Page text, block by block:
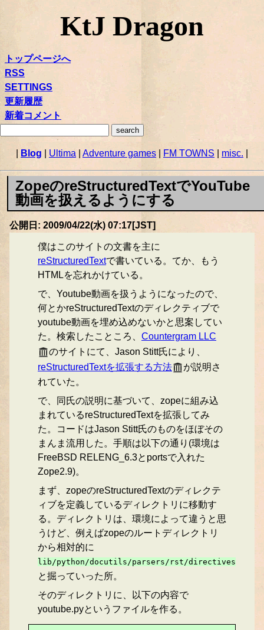
KtJ Dragon
トップページへ
RSS
SETTINGS
更新履歴
新着コメント
Blog Ultima Adventure games FM TOWNS| misc.
ZopeのreStructuredTextでYouTube
動画を扱えるようにする
公開日: 2009/04/22(水) 07:17[JST]
僕はこのサイトの文書を主に
reStructuredTextで書いている。てか、もう
HTMLを忘れかけている。
で、Youtube動画を扱うようになったので、
何とかreStructuredTextのディレクティブで
youtube動画を埋め込めないかと思案してい
た。検索したこところ、 Countergram LLC
のサイトにて、Jason Stitt氏により、
reStructuredTextを拡張する方法
が説明さ
れていた。
で、同氏の説明に基づいて、zopeに組み込
まれているreStructuredTextを拡張してみ
た。コードはJason Stitt氏のものをほぼその
まんま流用した。手順は以下の通り(環境は
FreeBSD RELENG_6.3とportsで入れた
Zope2.9)。
まず、zopeのreStructuredTextのディレクテ
ィブを定義しているディレクトリに移動す
る。ディレクトリは、環境によって違うと思
うけど、例えばzopeのルートディレクトリ
から相対的に
lib/python/docutils/parsers/rst/directives
と掘っていった所。
そのディレクトリに、以下の内容で
youtube.pyというファイルを作る。